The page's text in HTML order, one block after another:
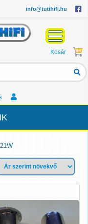
info@tutihifi.hu
Kosár